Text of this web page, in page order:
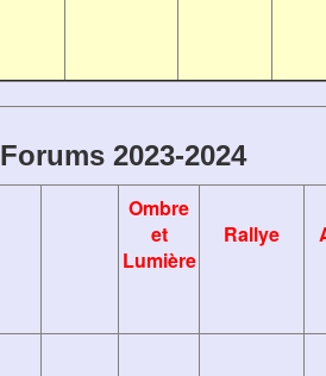
Forums 2023-2024
Ombre
et
Lumière
Rallye